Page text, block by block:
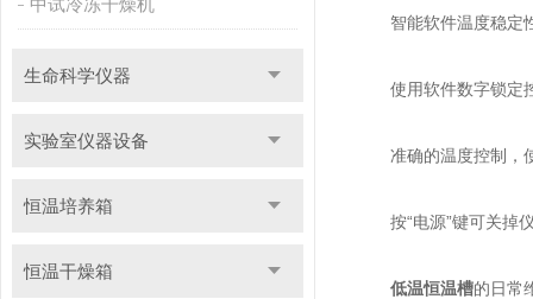
中试冷冻干燥机
生命科学仪器
实验室仪器设备
恒温培养箱
恒温干燥箱
智能软件温度稳定性
使用软件数字锁定控
准确的温度控制，
按“电源”键可关掉仪
低温恒温槽的日常